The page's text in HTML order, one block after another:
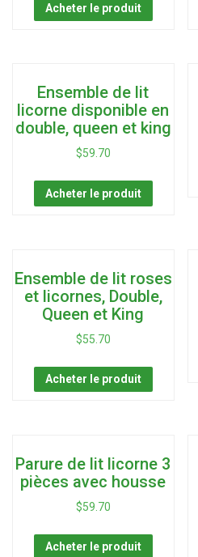
Acheter le produit
Ensemble de lit
licorne disponible en
double, queen et king
$59.70
Acheter le produit
Ensemble de lit roses
et licornes, Double,
Queen et King
$55.70
Acheter le produit
Parure de lit licorne 3
pièces avec housse
$59.70
Acheter le produit